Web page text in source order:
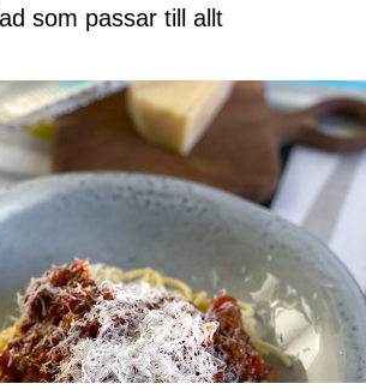
som passar till allt